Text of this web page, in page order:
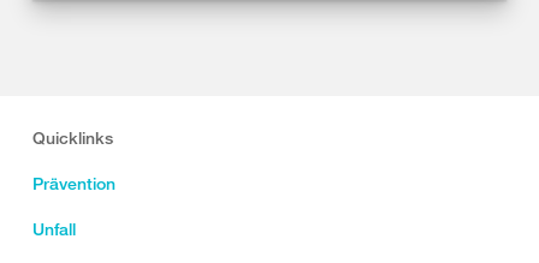
Quicklinks
Prävention
Unfall